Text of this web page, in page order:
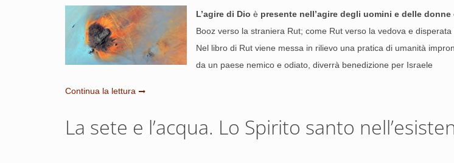
L’agire di Dio è presente nell’agire degli uomini e delle
Booz verso la straniera Rut; come Rut verso la vedova e disperata
Nel libro di Rut viene messa in rilievo una pratica di umanità
da un paese nemico e odiato, diverrà benedizione per Israele
Continua la lettura
La sete e l’acqua. Lo Spirito santo